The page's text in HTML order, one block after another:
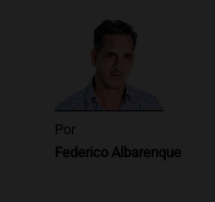
Por
Federico Albarenque